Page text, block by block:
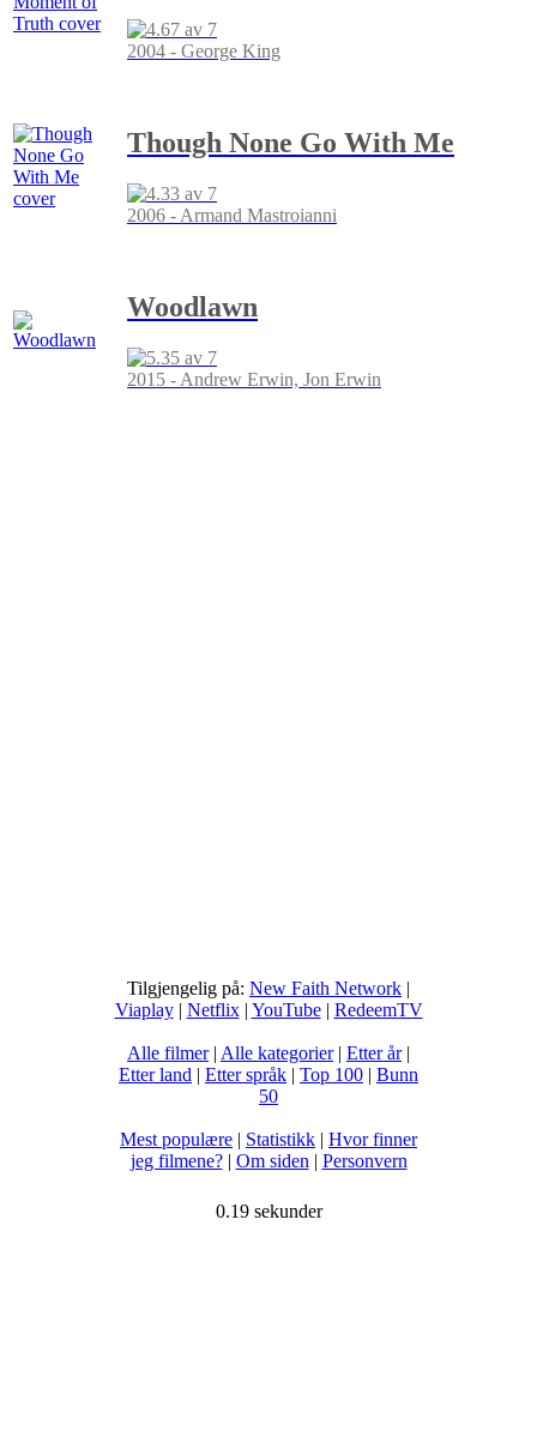
2004 - George King
Though None Go With Me
2006 - Armand Mastroianni
Woodlawn
2015 - Andrew Erwin, Jon Erwin
Tilgjengelig på: New Faith Network |
Viaplay| Netflix| YouTube| RedeemTV
Alle filmer| Alle kategorier| Etter år|
Etter land | Etter språk | Top 100 | Bunn
50
Mest populære | Statistikk | Hvor finner
jeg filmene?| Om siden | Personvern
0.19 sekunder